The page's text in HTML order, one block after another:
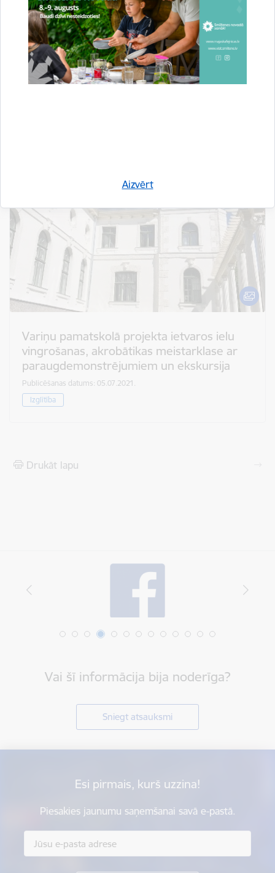
Aizvērt
Smiltenes tehnikuma pārstāves tiekas ar
Variņu pamatskolā projekta ietvaros ielu
vingrošanas, akrobātikas meistarklase ar
paraugdemonstrējumiem un ekskursija
Publicēšanas datums: 05.07.2021.
Izglītība
Drukāt lapu
Vai šī informācija bija noderīga?
Sniegt atsauksmi
Esi pirmais, kurš uzzina!
Piesakies jaunumu saņemšanai savā e-pastā.